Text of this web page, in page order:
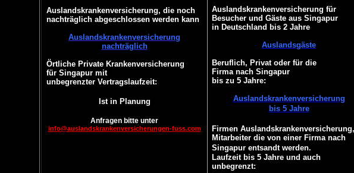
Auslandskrankenversicherung, die noch
nachträglich abgeschlossen werden kann
Auslandskrankenversicherung
nachträglich
Örtliche Private Krankenversicherung
für Singapur mit
unbegrenzter Vertragslaufzeit:
Ist in Planung
Anfragen bitte unter
info@auslandskrankenversicherungen-fuss.com
Auslandskrankenversicherung für
Besucher und Gäste aus Singapur
in Deutschland bis 2 Jahre
Auslandsgäste
Beruflich, Privat oder für die
Firma nach Singapur
bis zu 5 Jahre:
Auslandskrankenversicherung
bis 5 Jahre
Firmen Auslandskrankenversicherung,
Mitarbeiter die von einer Firma nach
Singapur entsandt werden.
Laufzeit bis 5 Jahre und auch
unbegrenzt: